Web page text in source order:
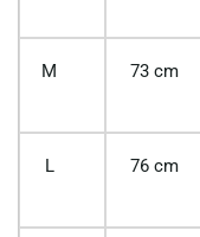
M 73 cm
L 76 cm